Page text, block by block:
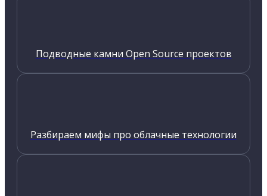
Подводные камни Open Source проектов
Разбираем мифы про облачные технологии